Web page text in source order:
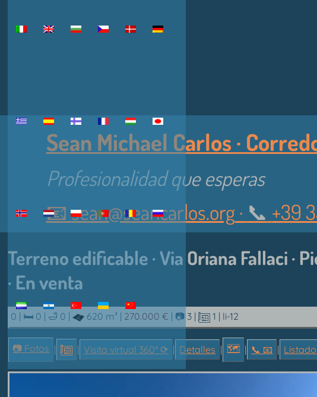
Sean Michael Carlos ·
Profesionalidad que esperas
📧sean@seancarlos.org· 📞︎ +39
Terreno edificable · Via Oriana Fallaci ·
· En venta
0 | 🛏 0 | 🛁 0 | 620 m² | 270.000 € | 📷 3 | 1 | li-12
📷 Fotos | | Visita virtual 360° ⟳ | Detalles | 🗺 | 📞︎ 📧 |